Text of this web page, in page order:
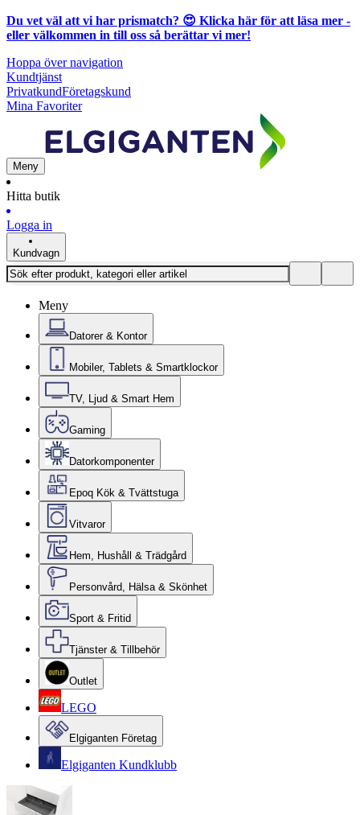
Du vet väl att vi har prismatch? 😍 Klicka här för att läsa mer -
eller välkommen in till oss så berättar vi mer!
Hoppa över navigation
Kundtjänst
PrivatkundFöretagskund
Mina Favoriter
Meny
Hitta butik
Logga in
Kundvagn
Meny
Datorer & Kontor
Mobiler, Tablets & Smartklockor
TV, Ljud & Smart Hem
Gaming
Datorkomponenter
Epoq Kök & Tvättstuga
Vitvaror
Hem, Hushåll & Trädgård
Personvård, Hälsa & Skönhet
Sport & Fritid
Tjänster & Tillbehör
Outlet
LEGO
Elgiganten Företag
Elgiganten Kundklubb